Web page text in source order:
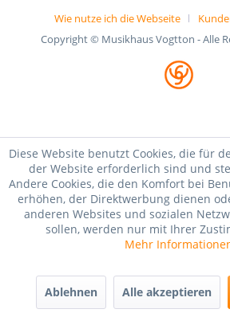
Wie nutze ich die Webseite
Copyright © Musikhaus Vogtton - Alle
Diese Website benutzt Cookies, die für
der Website erforderlich sind und
Andere Cookies, die den Komfort bei
erhöhen, der Direktwerbung dienen
anderen Websites und sozialen
sollen, werden nur mit Ihrer
Mehr
Ablehnen Alle akzeptieren